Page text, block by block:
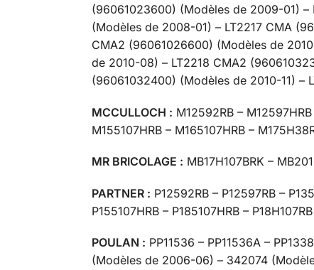
(96061023600) (Modèles de 2009-01)
(Modèles de 2008-01) – LT2217 CMA
CMA2 (96061026600) (Modèles de
de 2010-08) – LT2218 CMA2
(96061032400) (Modèles de 2010-11) –
MCCULLOCH : M12592RB –
M155107HRB – M165107HRB –
MR BRICOLAGE : MB17H107BRK –
PARTNER : P12592RB – P12597RB –
P155107HRB – P185107HRB –
POULAN : PP11536 – PP11536A –
(Modèles de 2006-06) – 342074